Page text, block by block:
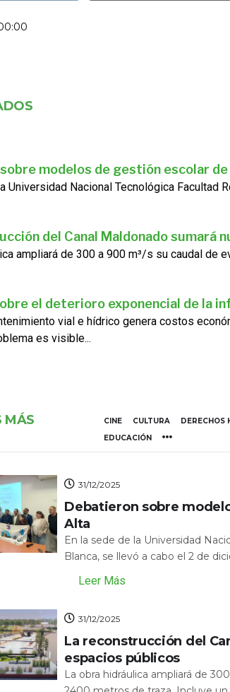
modelos de gestión escolar
Universidad Nacional Tecnológica Facultad
del Canal Maldonado sumará
ampliará de 300 a 900 m³/s su caudal de
el deterioro exponencial de la
vial e hídrico genera costos
es visible...
MÁS
CINE CULTURA DERECHOS
EDUCACIÓN
31/12/2025
Debatieron sobre
Alta
En la sede de la Universidad
Blanca, se llevó a cabo el 2 de
Leer Más
31/12/2025
La reconstrucción del
espacios públicos
La obra hidráulica ampliará de